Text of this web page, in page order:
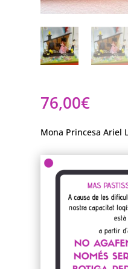
76,00€
Mona Princesa Ariel